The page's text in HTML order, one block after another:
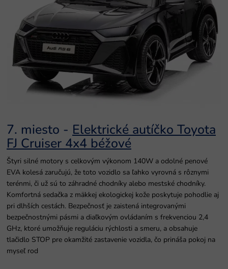
7. miesto - Elektrické autíčko Toyota
FJ Cruiser 4x4 béžové
Štyri silné motory s celkovým výkonom 140W a odolné penové
EVA kolesá zaručujú, že toto vozidlo sa ľahko vyrovná s rôznymi
terénmi, či už sú to záhradné chodníky alebo mestské chodníky.
Komfortná sedačka z mäkkej ekologickej kože poskytuje pohodlie aj
pri dlhších cestách. Bezpečnosť je zaistená integrovanými
bezpečnostnými pásmi a diaľkovým ovládaním s frekvenciou 2,4
GHz, ktoré umožňuje reguláciu rýchlosti a smeru, a obsahuje
tlačidlo STOP pre okamžité zastavenie vozidla, čo prináša pokoj na
myseľ rod